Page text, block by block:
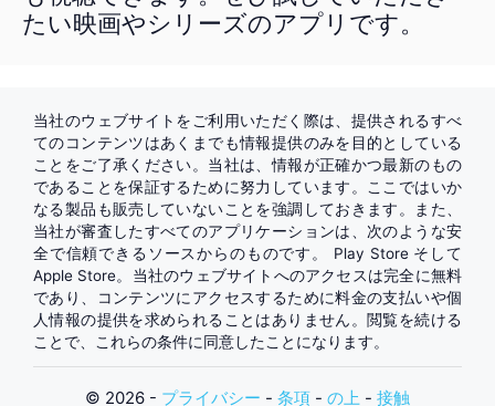
たい映画やシリーズのアプリです。
当社のウェブサイトをご利用いただく際は、提供されるすべ
てのコンテンツはあくまでも情報提供のみを目的としている
ことをご了承ください。当社は、情報が正確かつ最新のもの
であることを保証するために努力しています。ここではいか
なる製品も販売していないことを強調しておきます。また、
当社が審査したすべてのアプリケーションは、次のような安
全で信頼できるソースからのものです。 Play Storeそして
Apple Store。当社のウェブサイトへのアクセスは完全に無料
であり、コンテンツにアクセスするために料金の支払いや個
人情報の提供を求められることはありません。閲覧を続ける
ことで、これらの条件に同意したことになります。
© 2026 - プライバシー - 条項 - の上 - 接触